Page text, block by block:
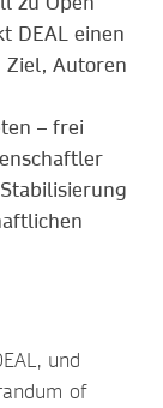
DEAL einen
Autoren
– frei
und
of